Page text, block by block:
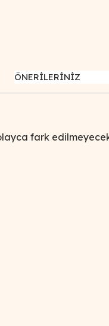
ÖNERİLERİNİZ
fark